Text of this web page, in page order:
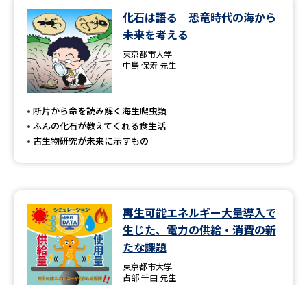
高等学校（情報）教員資格認定
大学研究
大学で学べる内容や特徴を調べる
データサイエンス特集 奨学金・特待生制度特集
デジタルパンフレット 進路の３択
化石は語る 恐竜時代の海から
未来を考える
東京都市大学
中島 保寿 先生
断片から命を読み解く海生爬虫類
ふんの化石が教えてくれる食生活
古生物研究が未来に示すもの
再生可能エネルギー大量導入で
生じた、電力の供給・消費の新
たな課題
東京都市大学
占部 千由 先生